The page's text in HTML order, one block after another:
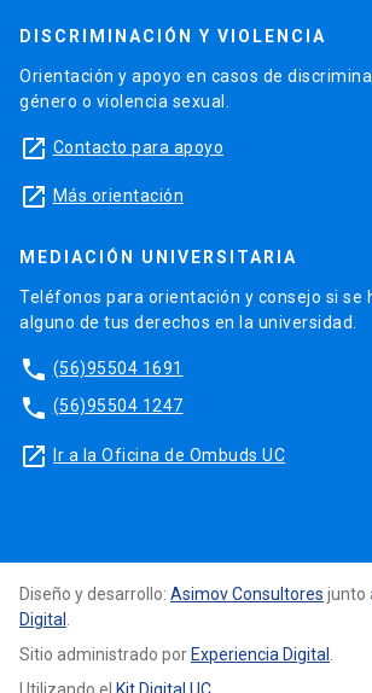
DISCRIMINACIÓN Y VIOLENCIA
Orientación y apoyo en casos de
género o violencia sexual.
launch Contacto para apoyo
launch Más orientación
MEDIACIÓN UNIVERSITARIA
Teléfonos para orientación y consejo si se
alguno de tus derechos en la universidad.
phone (56)95504 1691
phone (56)95504 1247
launch Ir a la Oficina de Ombuds UC
Diseño y desarrollo: Asimov Consultores junto
Digital
Sitio administrado por Experiencia Digital
Utilizando el Kit Digital UC